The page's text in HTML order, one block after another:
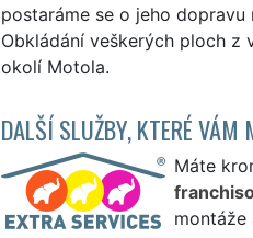
postaráme se o jeho
Obkládání veškerých ploch z
okolí Motola.
DALŠÍ SLUŽBY, KTERÉ VÁM
Máte
montáže